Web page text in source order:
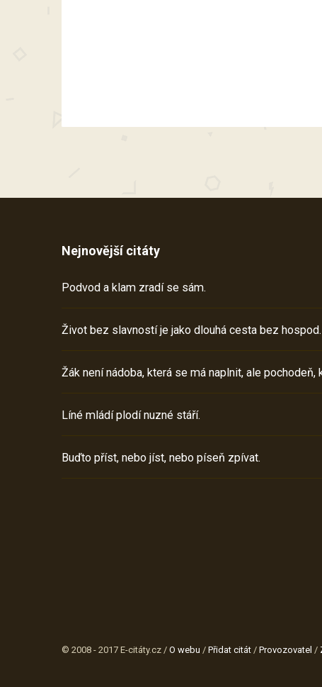
Nejnovější citáty
Podvod a klam zradí se sám.
Život bez slavností je jako dlouhá cesta bez hospod.
Žák není nádoba, která se má naplnit, ale pochodeň,
Líné mládí plodí nuzné stáří.
Buďto příst, nebo jíst, nebo píseň zpívat.
© 2008 - 2017 E-citáty.cz / O webu / Přidat citát / Provozovatel /